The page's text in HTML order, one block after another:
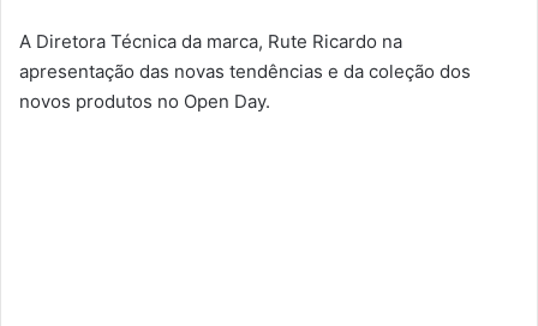
A Diretora Técnica da marca, Rute Ricardo na
apresentação das novas tendências e da coleção dos
novos produtos no Open Day.